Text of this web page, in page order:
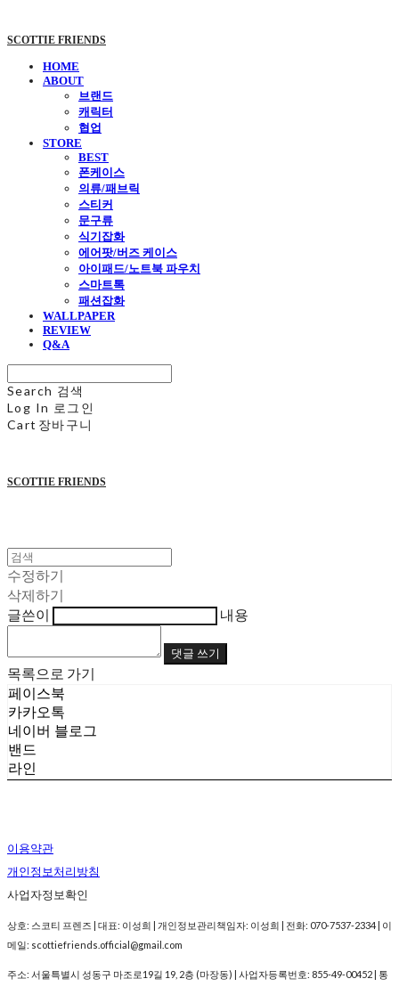
SCOTTIE FRIENDS
HOME
ABOUT
브랜드
캐릭터
협업
STORE
BEST
폰케이스
의류/패브릭
스티커
문구류
식기잡화
에어팟/버즈 케이스
아이패드/노트북 파우치
스마트톡
패션잡화
WALLPAPER
REVIEW
Q&A
Search 검색
Log In 로그인
Cart 장바구니
SCOTTIE FRIENDS
수정하기
삭제하기
글쓴이
내용
댓글 쓰기
목록으로 가기
페이스북
카카오톡
네이버 블로그
밴드
라인
이용약관
개인정보처리방침
사업자정보확인
상호: 스코티 프렌즈 | 대표: 이성희 | 개인정보관리책임자: 이성희 | 전화: 070-7537-2334 | 이
메일: scottiefriends.official@gmail.com
주소: 서울특별시 성동구 마조로19길 19, 2층 (마장동) | 사업자등록번호: 855-49-00452 | 통